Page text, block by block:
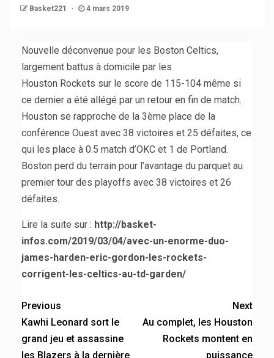
Basket221 4 mars 2019
Nouvelle déconvenue pour les Boston Celtics,
largement battus à domicile par les
Houston Rockets sur le score de 115-104 même si
ce dernier a été allégé par un retour en fin de match.
Houston se rapproche de la 3ème place de la
conférence Ouest avec 38 victoires et 25 défaites, ce
qui les place à 0.5 match d’OKC et 1 de Portland.
Boston perd du terrain pour l’avantage du parquet au
premier tour des playoffs avec 38 victoires et 26
défaites.
Lire la suite sur : http://basket-
infos.com/2019/03/04/avec-un-enorme-duo-
james-harden-eric-gordon-les-rockets-
corrigent-les-celtics-au-td-garden/
Previous
Kawhi Leonard sort le
grand jeu et assassine
les Blazers à la dernière
Next
Au complet, les Houston
Rockets montent en
puissance